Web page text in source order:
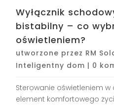
Wyłącznik
bistabilny – co
oświetleniem?
utworzone przez RM
Inteligentny dom | 0
Sterowanie oświetleniem
element komfortowego